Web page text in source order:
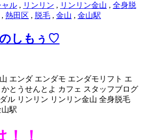
ャル , リンリン , リンリン金山 , 全身脱
, 熱田区 , 脱毛 , 金山 , 金山駅
しもぅ♡
エンダ エンダモ エンダモリフト エ
かとうせんとよ カフェ スタッフブログ
ル リンリン リンリン金山 全身脱毛
駅
！